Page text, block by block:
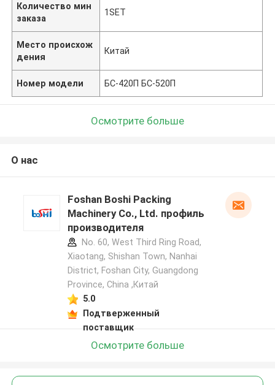
Количество мин
заказа
1SET
Место происхож
дения
Китай
Номер модели БС-420П БС-520П
Осмотрите больше
О нас
Foshan Boshi Packing
Machinery Co., Ltd. профиль
производителя
No. 60, West Third Ring Road,
Xiaotang, Shishan Town, Nanhai
District, Foshan City, Guangdong
Province, China ,Китай
5.0
Подтверженный
поставщик
Осмотрите больше